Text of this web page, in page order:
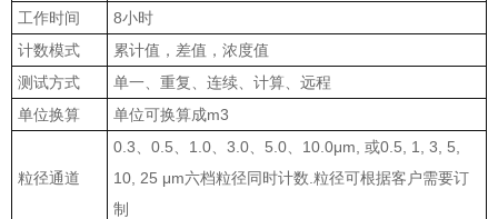
工作时间
8小时
计数模式
累计值，差值，浓度值
测试方式
单一、重复、连续、计算、远程
单位换算
单位可换算成m3
粒径通道
0.3、0.5、1.0、3.0、5.0、10.0μm, 或0.5, 1, 3, 5,
10, 25 μm六档粒径同时计数.粒径可根据客户需要订
制